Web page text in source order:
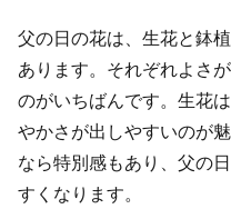
父の日の花は、生花と鉢
あります。それぞれよさ
のがいちばんです。生花
やかさが出しやすいのが
なら特別感もあり、父の
すくなります。